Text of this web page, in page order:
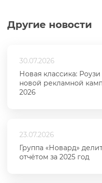
Другие новости
30.07.2026
Новая классика:
новой рекламной
2026
23.07.2026
Группа «Новард»
отчётом за 2025 год